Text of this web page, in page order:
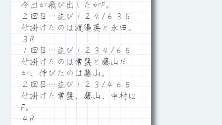
今出が飛び出したがF。
２回目…並び１２４/６３５
仕掛けたのは渡邉英と永田。
３R
１回目…並び１２３４/６５
仕掛けたのは常盤と藤山だ
が、伸びたのは藤山。
２回目…並び１２３/４６５
仕掛けた常盤、藤山、中村は
F。
４R